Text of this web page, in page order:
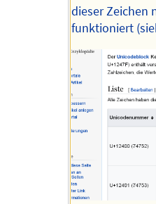
dieser Zeichen
funktioniert